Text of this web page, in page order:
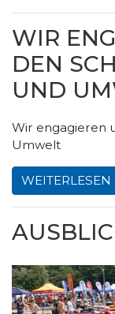
WIR
DEN
UND
Wir engagieren
Umwelt
WEITERLESEN